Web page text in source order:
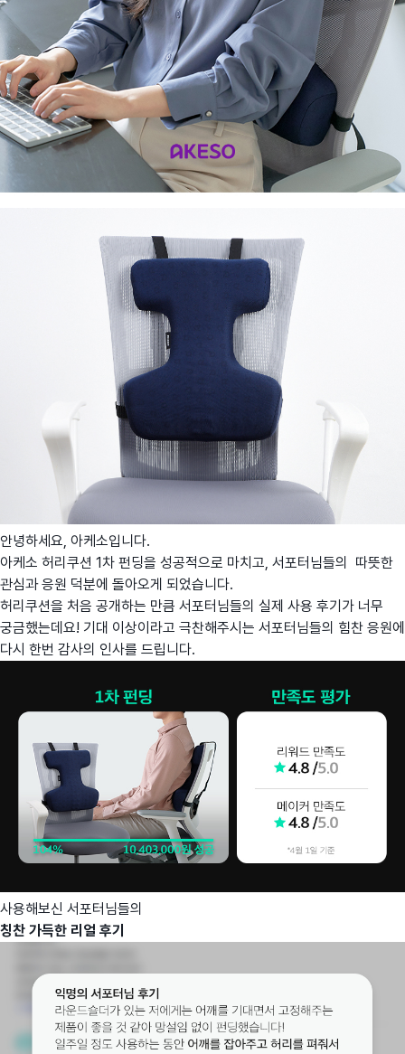
안녕하세요, 아케소입니다.
아케소 허리쿠션 1차 펀딩을 성공적으로 마치고, 서포터님들의 따뜻한
관심과 응원 덕분에 돌아오게 되었습니다.
허리쿠션을 처음 공개하는 만큼 서포터님들의 실제 사용 후기가 너무
궁금했는데요! 기대 이상이라고 극찬해주시는 서포터님들의 힘찬 응원에
다시 한번 감사의 인사를 드립니다.
사용해보신 서포터님들의
칭찬 가득한 리얼 후기